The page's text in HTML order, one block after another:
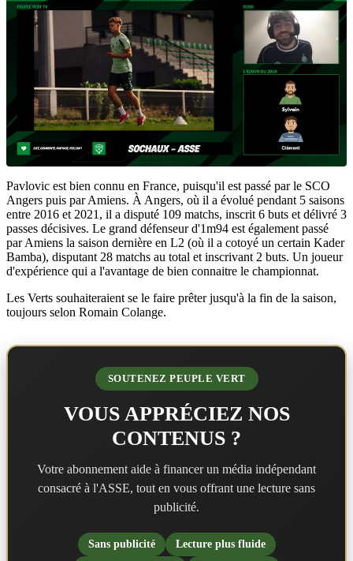
Pavlovic est bien connu en France, puisqu'il est passé par le SCO
Angers puis par Amiens. À Angers, où il a évolué pendant 5 saisons
entre 2016 et 2021, il a disputé 109 matchs, inscrit 6 buts et délivré 3
passes décisives. Le grand défenseur d'1m94 est également passé
par Amiens la saison dernière en L2 (où il a cotoyé un certain Kader
Bamba), disputant 28 matchs au total et inscrivant 2 buts. Un joueur
d'expérience qui a l'avantage de bien connaitre le championnat.
Les Verts souhaiteraient se le faire prêter jusqu'à la fin de la saison,
toujours selon Romain Colange.
SOUTENEZ PEUPLE VERT
VOUS APPRÉCIEZ NOS
CONTENUS ?
Votre abonnement aide à financer un média indépendant
consacré à l'ASSE, tout en vous offrant une lecture sans
publicité.
Sans publicité Lecture plus fluide